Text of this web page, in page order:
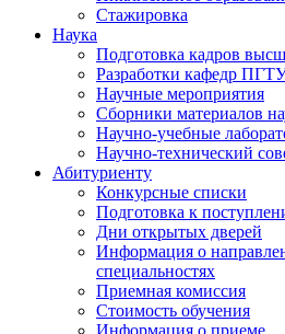
Стажировка
Наука
Подготовка кадров
Разработки кафедр
Научные мероприятия
Сборники материалов
Научно-учебные
Научно-технический
Абитуриенту
Конкурсные списки
Подготовка к
Дни открытых дверей
Информация о
специальностях
Приемная комиссия
Стоимость обучения
Информация о приеме